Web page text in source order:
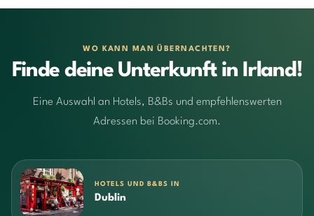
WO KANN MAN ÜBERNACHTEN?
Finde deine Unterkunft in Irland!
Eine Auswahl an Hotels, B&Bs und empfehlenswerten
Adressen bei Booking.com.
HOTELS UND B&BS IN
Dublin